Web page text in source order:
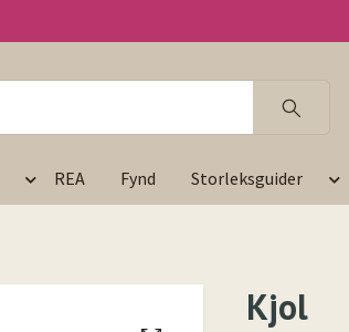
REA Fynd Storleksguider
Kjol